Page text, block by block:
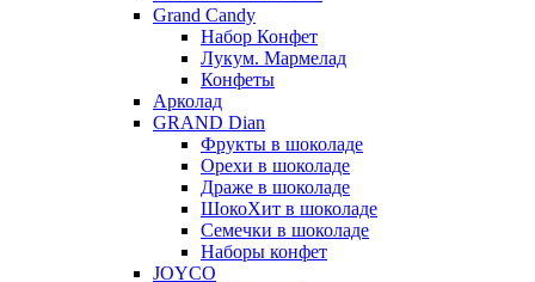
Grand Candy
Набор Конфет
Лукум. Мармелад
Конфеты
Арколад
GRAND Dian
Фрукты в шоколаде
Орехи в шоколаде
Драже в шоколаде
ШокоХит в шоколаде
Семечки в шоколаде
Наборы конфет
JOYCO